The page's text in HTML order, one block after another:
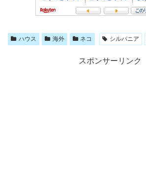
ハウス 海外 ネコ シルバニア
スポンサーリンク